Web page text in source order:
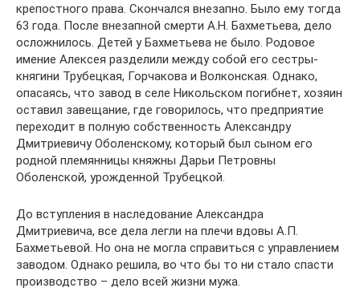
крепостного права. Скончался внезапно. Было ему тогда
63 года. После внезапной смерти А.Н. Бахметьева, дело
осложнилось. Детей у Бахметьева не было. Родовое
имение Алексея разделили между собой его сестры-
княгини Трубецкая, Горчакова и Волконская. Однако,
опасаясь, что завод в селе Никольском погибнет, хозяин
оставил завещание, где говорилось, что предприятие
переходит в полную собственность Александру
Дмитриевичу Оболенскому, который был сыном его
родной племянницы княжны Дарьи Петровны
Оболенской, урожденной Трубецкой.
До вступления в наследование Александра
Дмитриевича, все дела легли на плечи вдовы А.П.
Бахметьевой. Но она не могла справиться с управлением
заводом. Однако решила, во что бы то ни стало спасти
производство – дело всей жизни мужа.